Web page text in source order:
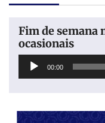
Fim de semana
ocasionais
Tocador
00:00